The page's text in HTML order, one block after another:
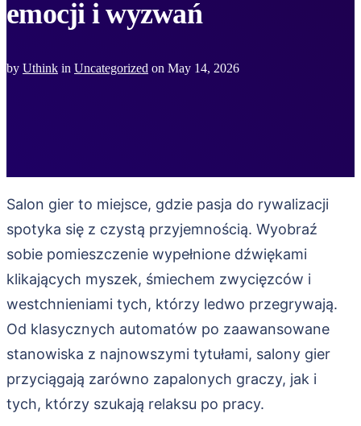
emocji i wyzwań
by Uthink in Uncategorized on May 14, 2026
Salon gier to miejsce, gdzie pasja do rywalizacji
spotyka się z czystą przyjemnością. Wyobraź
sobie pomieszczenie wypełnione dźwiękami
klikających myszek, śmiechem zwycięzców i
westchnieniami tych, którzy ledwo przegrywają.
Od klasycznych automatów po zaawansowane
stanowiska z najnowszymi tytułami, salony gier
przyciągają zarówno zapalonych graczy, jak i
tych, którzy szukają relaksu po pracy.